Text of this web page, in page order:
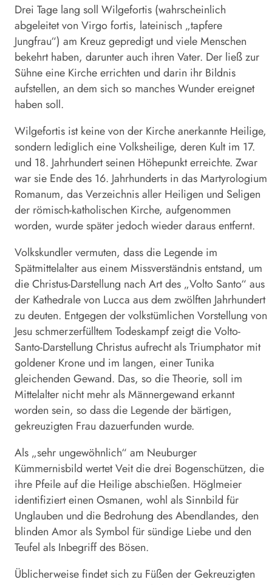
Drei Tage lang soll Wilgefortis (wahrscheinlich
abgeleitet von Virgo fortis, lateinisch „tapfere
Jungfrau“) am Kreuz gepredigt und viele Menschen
bekehrt haben, darunter auch ihren Vater. Der ließ zur
Sühne eine Kirche errichten und darin ihr Bildnis
aufstellen, an dem sich so manches Wunder ereignet
haben soll.
Wilgefortis ist keine von der Kirche anerkannte Heilige,
sondern lediglich eine Volksheilige, deren Kult im 17.
und 18. Jahrhundert seinen Höhepunkt erreichte. Zwar
war sie Ende des 16. Jahrhunderts in das Martyrologium
Romanum, das Verzeichnis aller Heiligen und Seligen
der römisch-katholischen Kirche, aufgenommen
worden, wurde später jedoch wieder daraus entfernt.
Volkskundler vermuten, dass die Legende im
Spätmittelalter aus einem Missverständnis entstand, um
die Christus-Darstellung nach Art des „Volto Santo“ aus
der Kathedrale von Lucca aus dem zwölften Jahrhundert
zu deuten. Entgegen der volkstümlichen Vorstellung von
Jesu schmerzerfülltem Todeskampf zeigt die Volto-
Santo-Darstellung Christus aufrecht als Triumphator mit
goldener Krone und im langen, einer Tunika
gleichenden Gewand. Das, so die Theorie, soll im
Mittelalter nicht mehr als Männergewand erkannt
worden sein, so dass die Legende der bärtigen,
gekreuzigten Frau dazuerfunden wurde.
Als „sehr ungewöhnlich“ am Neuburger
Kümmernisbild wertet Veit die drei Bogenschützen, die
ihre Pfeile auf die Heilige abschießen. Höglmeier
identifiziert einen Osmanen, wohl als Sinnbild für
Unglauben und die Bedrohung des Abendlandes, den
blinden Amor als Symbol für sündige Liebe und den
Teufel als Inbegriff des Bösen.
Üblicherweise findet sich zu Füßen der Gekreuzigten